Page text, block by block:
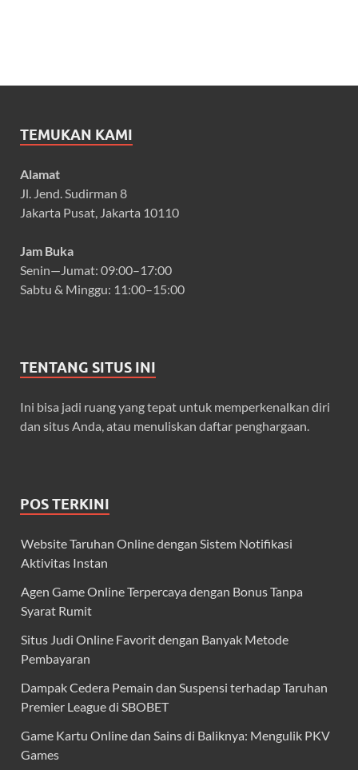
TEMUKAN KAMI
Alamat
Jl. Jend. Sudirman 8
Jakarta Pusat, Jakarta 10110
Jam Buka
Senin—Jumat: 09:00–17:00
Sabtu & Minggu: 11:00–15:00
TENTANG SITUS INI
Ini bisa jadi ruang yang tepat untuk memperkenalkan diri
dan situs Anda, atau menuliskan daftar penghargaan.
POS TERKINI
Website Taruhan Online dengan Sistem Notifikasi
Aktivitas Instan
Agen Game Online Terpercaya dengan Bonus Tanpa
Syarat Rumit
Situs Judi Online Favorit dengan Banyak Metode
Pembayaran
Dampak Cedera Pemain dan Suspensi terhadap Taruhan
Premier League di SBOBET
Game Kartu Online dan Sains di Baliknya: Mengulik PKV
Games